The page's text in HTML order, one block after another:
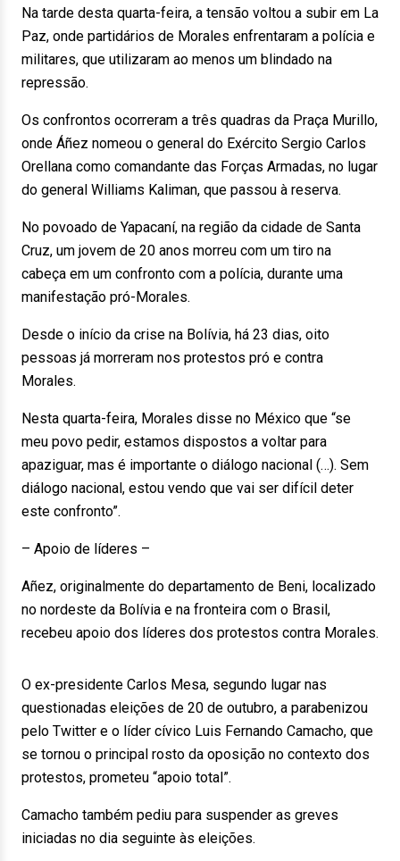
Na tarde desta quarta-feira, a tensão voltou a subir em La
Paz, onde partidários de Morales enfrentaram a polícia e
militares, que utilizaram ao menos um blindado na
repressão.
Os confrontos ocorreram a três quadras da Praça Murillo,
onde Áñez nomeou o general do Exército Sergio Carlos
Orellana como comandante das Forças Armadas, no lugar
do general Williams Kaliman, que passou à reserva.
No povoado de Yapacaní, na região da cidade de Santa
Cruz, um jovem de 20 anos morreu com um tiro na
cabeça em um confronto com a polícia, durante uma
manifestação pró-Morales.
Desde o início da crise na Bolívia, há 23 dias, oito
pessoas já morreram nos protestos pró e contra
Morales.
Nesta quarta-feira, Morales disse no México que “se
meu povo pedir, estamos dispostos a voltar para
apaziguar, mas é importante o diálogo nacional (…). Sem
diálogo nacional, estou vendo que vai ser difícil deter
este confronto”.
– Apoio de líderes –
Añez, originalmente do departamento de Beni, localizado
no nordeste da Bolívia e na fronteira com o Brasil,
recebeu apoio dos líderes dos protestos contra Morales.
O ex-presidente Carlos Mesa, segundo lugar nas
questionadas eleições de 20 de outubro, a parabenizou
pelo Twitter e o líder cívico Luis Fernando Camacho, que
se tornou o principal rosto da oposição no contexto dos
protestos, prometeu “apoio total”.
Camacho também pediu para suspender as greves
iniciadas no dia seguinte às eleições.